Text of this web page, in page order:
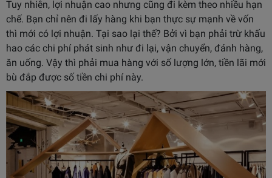
Tuy nhiên, lợi nhuận cao nhưng cũng đi kèm theo nhiều hạn
chế. Bạn chỉ nên đi lấy hàng khi bạn thực sự mạnh về vốn
thì mới có lợi nhuận. Tại sao lại thế? Bởi vì bạn phải trừ khấu
hao các chi phí phát sinh như đi lại, vận chuyển, đánh hàng,
ăn uống. Vậy thì phải mua hàng với số lượng lớn, tiền lãi mới
bù đắp được số tiền chi phí này.